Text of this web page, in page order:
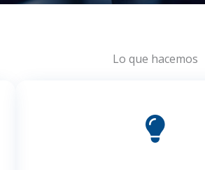
Lo que hacemos